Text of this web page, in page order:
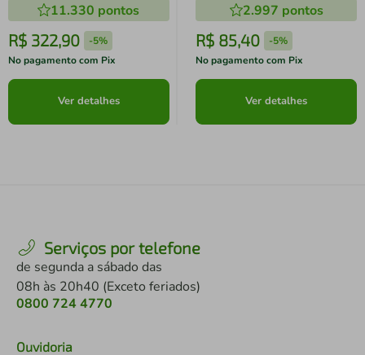
11.330 pontos
R$ 322,90 -5%
No pagamento com Pix
Ver detalhes
2.997 pontos
R$ 85,40 -5%
No pagamento com Pix
Ver detalhes
Serviços por telefone
de segunda a sábado das
08h às 20h40 (Exceto feriados)
0800 724 4770
Ouvidoria